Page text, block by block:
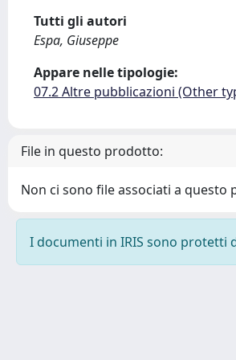
Tutti gli autori
Espa, Giuseppe
Appare nelle tipologie:
07.2 Altre pubblicazioni (Other
File in questo prodotto:
Non ci sono file associati a questo
I documenti in IRIS sono protetti